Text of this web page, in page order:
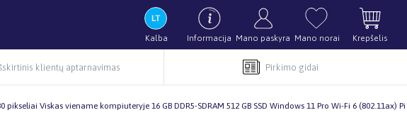
Kalba Informacija Mano paskyra Mano norai Krepšelis
klientų aptarnavimas Pirkimo gidai
Viskas viename kompiuteryje 16 GB DDR5-SDRAM 512 GB SSD Windows 11 Pro Wi-Fi 6 (802.11ax)